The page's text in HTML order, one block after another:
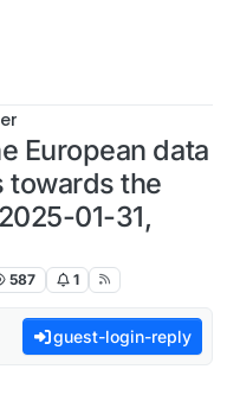
European data
towards the
01-31,
587 1
guest-login-reply